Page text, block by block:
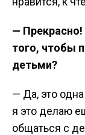
—
того, чтобы
детьми?
— Да, это
я это делаю
общаться с